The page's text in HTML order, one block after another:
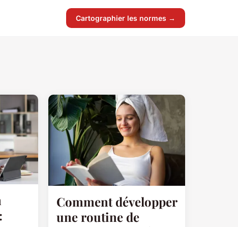
Cartographier les normes →
Comment développer
une routine de